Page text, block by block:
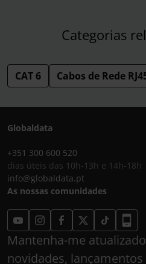
Categorias
CAT 6 Cabos de Rede
Globaldata
+351 300 600 520
dias úteis das 10h-13h e 14h-18h
info@globaldata.pt
As nossas comunidades
Mantenha-me
novidades,